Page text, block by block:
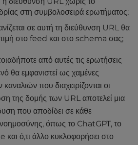
στη συμβολοσειρά ερωτήματος;
σε αυτή τη διεύθυνση URL θα
τιμή στο feed και στο schema σας;
από αυτές τις ερωτήσεις
θα εμφανιστεί ως χαμένες
που διαχειρίζονται οι
της δομής των URL αποτελεί μια
που αποδίδει σε κάθε
όπως το ChatGPT, το
ό,τι άλλο κυκλοφορήσει στο